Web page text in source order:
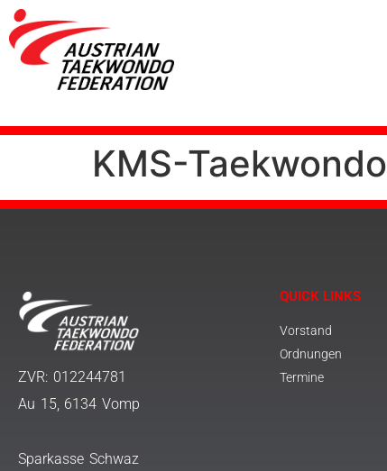
KMS-Taekwondo
ZVR: 012244781
Au 15, 6134 Vomp
Sparkasse Schwaz
QUICK LINKS
Vorstand
Ordnungen
Termine